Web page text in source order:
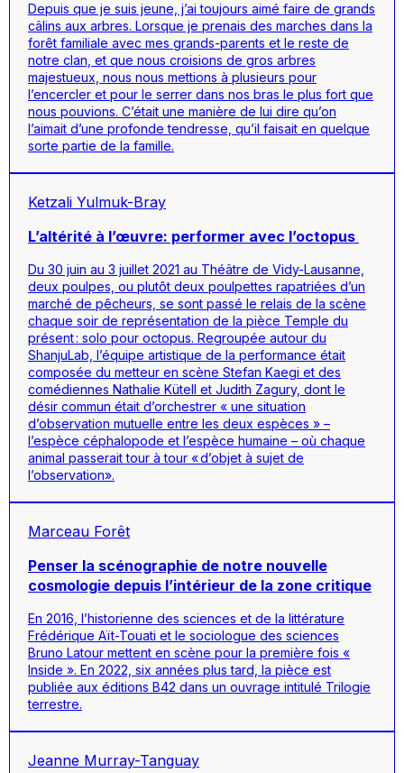
Depuis que je suis jeune, j’ai toujours aimé faire de grands
câlins aux arbres. Lorsque je prenais des marches dans la
forêt familiale avec mes grands-parents et le reste de
notre clan, et que nous croisions de gros arbres
majestueux, nous nous mettions à plusieurs pour
l’encercler et pour le serrer dans nos bras le plus fort que
nous pouvions. C’était une manière de lui dire qu’on
l’aimait d’une profonde tendresse, qu’il faisait en quelque
sorte partie de la famille.
Ketzali Yulmuk-Bray
L’altérité à l’œuvre: performer avec l’octopus
Du 30 juin au 3 juillet 2021 au Théâtre de Vidy-Lausanne,
deux poulpes, ou plutôt deux poulpettes rapatriées d’un
marché de pêcheurs, se sont passé le relais de la scène
chaque soir de représentation de la pièce Temple du
présent : solo pour octopus. Regroupée autour du
ShanjuLab, l’équipe artistique de la performance était
composée du metteur en scène Stefan Kaegi et des
comédiennes Nathalie Kütell et Judith Zagury, dont le
désir commun était d’orchestrer « une situation
d’observation mutuelle entre les deux espèces » –
l’espèce céphalopode et l’espèce humaine – où chaque
animal passerait tour à tour « d’objet à sujet de
l’observation».
Marceau Forêt
Penser la scénographie de notre nouvelle
cosmologie depuis l’intérieur de la zone critique
En 2016, l’historienne des sciences et de la littérature
Frédérique Aït-Touati et le sociologue des sciences
Bruno Latour mettent en scène pour la première fois «
Inside ». En 2022, six années plus tard, la pièce est
publiée aux éditions B42 dans un ouvrage intitulé Trilogie
terrestre.
Jeanne Murray-Tanguay